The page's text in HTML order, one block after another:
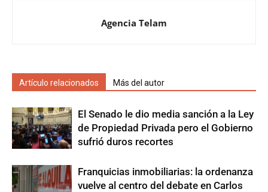
Agencia Telam
Artículo relacionados Más del autor
El Senado le dio media sanción a la Ley
de Propiedad Privada pero el Gobierno
sufrió duros recortes
Franquicias inmobiliarias: la ordenanza
vuelve al centro del debate en Carlos